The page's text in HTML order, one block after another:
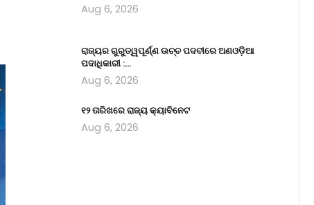
Aug 6, 2026
ରାଜ୍ୟର ଗୁରୁତ୍ୱପୂର୍ଣ୍ଣ ଉଚ୍ଚ ପଦବୀରେ ଅଣଓଡ଼ିଆ
ପଦାଧିକାରୀ :…
Aug 6, 2026
୧୨ ତାରିଖରେ ରାଜ୍ୟ କ୍ୟାବିନେଟ
Aug 6, 2026